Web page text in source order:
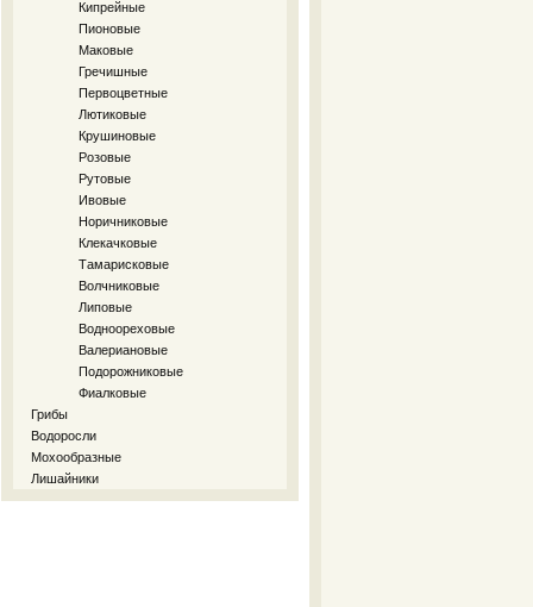
Кипрейные
Пионовые
Маковые
Гречишные
Первоцветные
Лютиковые
Крушиновые
Розовые
Рутовые
Ивовые
Норичниковые
Клекачковые
Тамарисковые
Волчниковые
Липовые
Водноореховые
Валериановые
Подорожниковые
Фиалковые
Грибы
Водоросли
Мохообразные
Лишайники